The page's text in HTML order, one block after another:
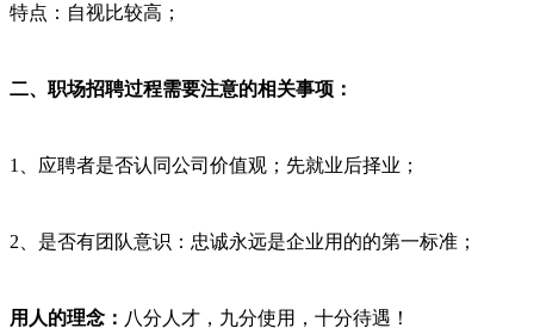
特点：自视比较高；
二、 职场招聘过程需要注意的相关事项：
1、应聘者是否认同公司价值观；先就业后择业；
2、是否有团队意识：忠诚永远是企业用的的第一标准；
用人的理念： 八分人才，九分使用，十分待遇！